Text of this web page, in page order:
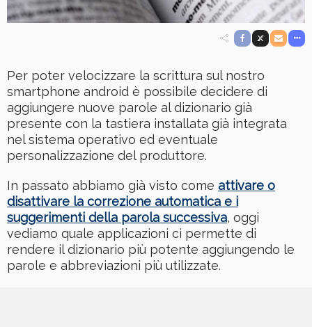
Per poter velocizzare la scrittura sul nostro
smartphone android è possibile decidere di
aggiungere nuove parole al dizionario già
presente con la tastiera installata già integrata
nel sistema operativo ed eventuale
personalizzazione del produttore.
In passato abbiamo già visto come attivare o
disattivare la correzione automatica e i
suggerimenti della parola successiva, oggi
vediamo quale applicazioni ci permette di
rendere il dizionario più potente aggiungendo le
parole e abbreviazioni più utilizzate.